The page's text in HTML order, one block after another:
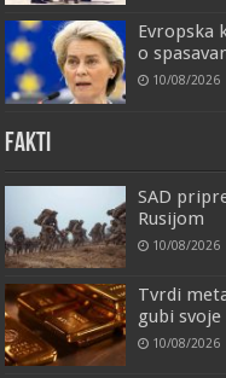
Evropska
o
10/08/2026
FAKTI
SAD
Rusijom
10/08/2026
Tvrdi
gubi
10/08/2026